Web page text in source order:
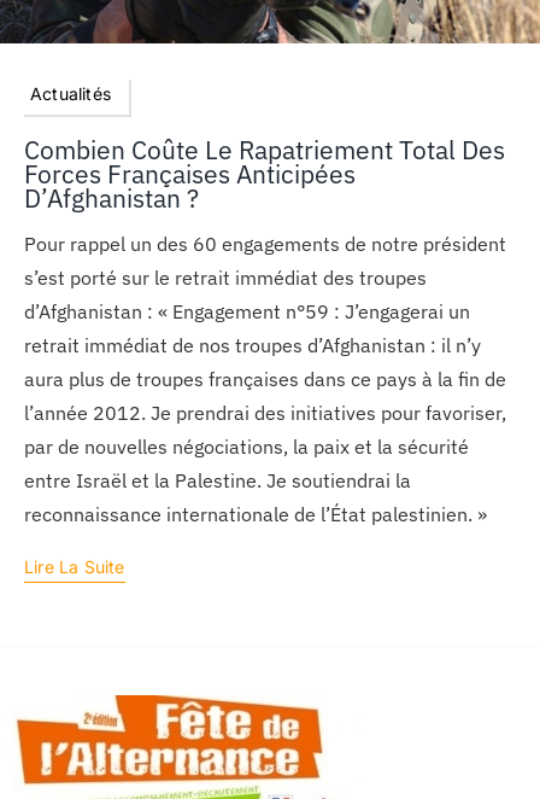
Actualités
Combien Coûte Le Rapatriement Total Des
Forces Françaises Anticipées
D’Afghanistan ?
Pour rappel un des 60 engagements de notre président
s’est porté sur le retrait immédiat des troupes
d’Afghanistan : « Engagement n°59 : J’engagerai un
retrait immédiat de nos troupes d’Afghanistan : il n’y
aura plus de troupes françaises dans ce pays à la fin de
l’année 2012. Je prendrai des initiatives pour favoriser,
par de nouvelles négociations, la paix et la sécurité
entre Israël et la Palestine. Je soutiendrai la
reconnaissance internationale de l’État palestinien. »
Lire La Suite